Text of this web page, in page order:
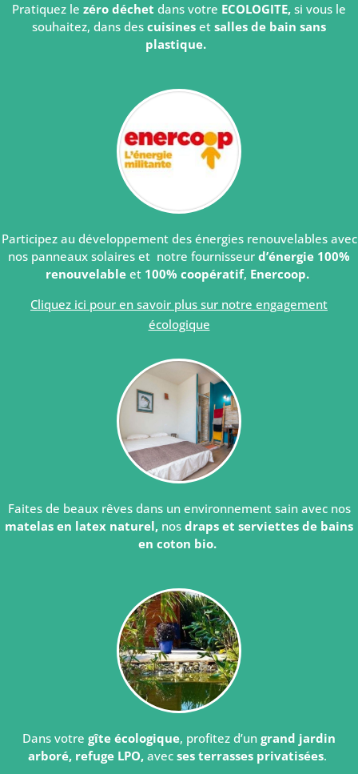
Pratiquez le zéro déchet dans votre ECOLOGITE, si vous le
souhaitez, dans des cuisines et salles de bain sans
plastique.
Participez au développement des énergies renouvelables avec
nos panneaux solaires et notre fournisseur d’énergie 100%
renouvelable et 100% coopératif, Enercoop.
Cliquez ici pour en savoir plus sur notre engagement
écologique
Faites de beaux rêves dans un environnement sain avec nos
matelas en latex naturel, nos draps et serviettes de bains
en coton bio.
Dans votre gîte écologique, profitez d’un grand jardin
arboré, refuge LPO, avec ses terrasses privatisées.